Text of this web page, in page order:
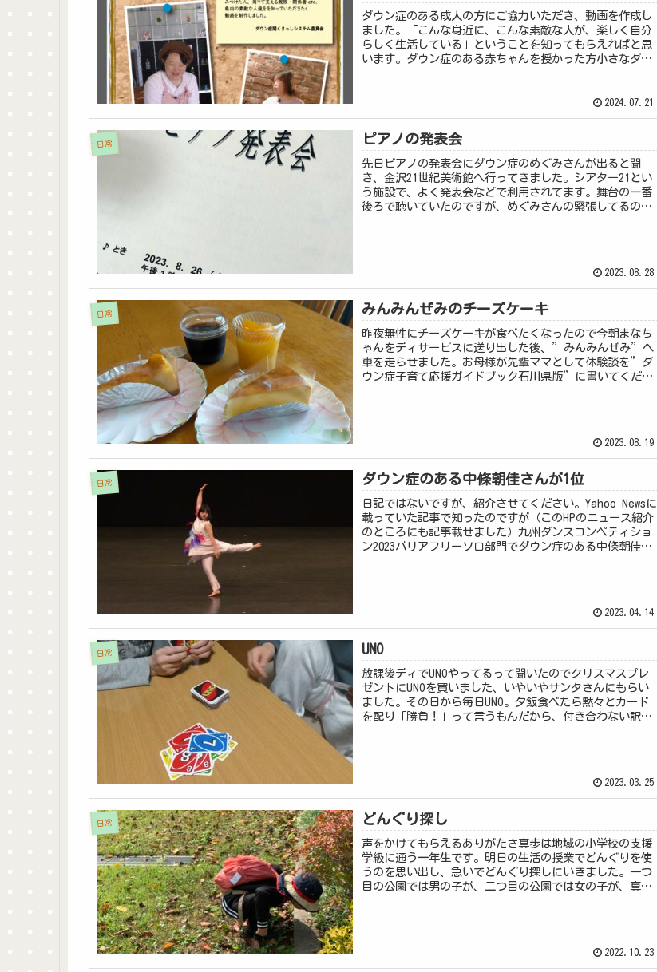
ダウン症のある成人の方にご協力いただき、動画を作成し
ました。「こんな身近に、こんな素敵な人が、楽しく自分
らしく生活している」ということを知ってもらえればと思
います。ダウン症のある赤ちゃんを授かった方小さなダウ
2024.07.21
日常 ピアノの発表会
先日ピアノの発表会にダウン症のめぐみさんが出ると聞
き、金沢21世紀美術館へ行ってきました。シアター21とい
う施設で、よく発表会などで利用されてます。舞台の一番
後ろで聴いていたのですが、めぐみさんの緊張してるのが
2023.08.28
日常 みんみんぜみのチーズケーキ
昨夜無性にチーズケーキが食べたくなったので今朝まなち
ゃんをディサービスに送り出した後、”みんみんぜみ”へ
車を走らせました。お母様が先輩ママとして体験談を”ダ
ウン症子育て応援ガイドブック石川県版”に書いてくださ
2023.08.19
日常 ダウン症のある中條朝佳さんが1位
日記ではないですが、紹介させてください。Yahoo Newsに
載っていた記事で知ったのですが（このHPのニュース紹介
のところにも記事載せました）九州ダンスコンペティショ
ン2023バリアフリーソロ部門でダウン症のある中條朝佳さ
2023.04.14
日常 UNO
放課後ディでUNOやってるって聞いたのでクリスマスプレ
ゼントにUNOを買いました、いやいやサンタさんにもらい
ました。その日から毎日UNO。夕飯食べたら黙々とカード
を配り「勝負！」って言うもんだから、付き合わない訳に
2023.03.25
日常 どんぐり探し
声をかけてもらえるありがたさ真歩は地域の小学校の支援
学級に通う一年生です。明日の生活の授業でどんぐりを使
うのを思い出し、急いでどんぐり探しにいきました。一つ
目の公園では男の子が、二つ目の公園では女の子が、真歩
2022.10.23